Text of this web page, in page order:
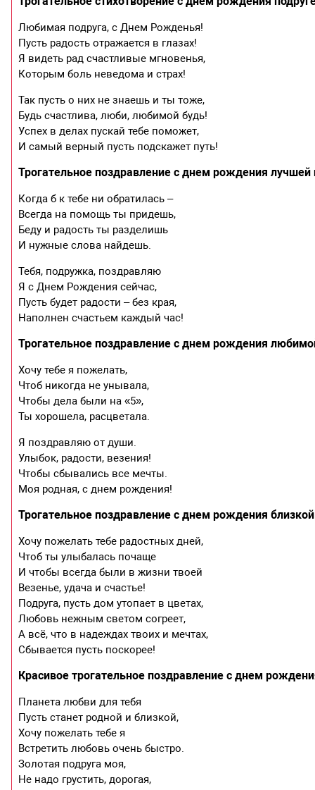
Любимая подруга, с Днем Рожденья!
Пусть радость отражается в глазах!
Я видеть рад счастливые мгновенья,
Которым боль неведома и страх!
Так пусть о них не знаешь и ты тоже,
Будь счастлива, люби, любимой будь!
Успех в делах пускай тебе поможет,
И самый верный пусть подскажет путь!
Трогательное поздравление с днем рождения лучшей
Когда б к тебе ни обратилась –
Всегда на помощь ты придешь,
Беду и радость ты разделишь
И нужные слова найдешь.
Тебя, подружка, поздравляю
Я с Днем Рождения сейчас,
Пусть будет радости – без края,
Наполнен счастьем каждый час!
Трогательное поздравление с днем рождения
Хочу тебе я пожелать,
Чтоб никогда не унывала,
Чтобы дела были на «5»,
Ты хорошела, расцветала.
Я поздравляю от души.
Улыбок, радости, везения!
Чтобы сбывались все мечты.
Моя родная, с днем рождения!
Трогательное поздравление с днем рождения
Хочу пожелать тебе радостных дней,
Чтоб ты улыбалась почаще
И чтобы всегда были в жизни твоей
Везенье, удача и счастье!
Подруга, пусть дом утопает в цветах,
Любовь нежным светом согреет,
А всё, что в надеждах твоих и мечтах,
Сбывается пусть поскорее!
Красивое трогательное поздравление с днем
Планета любви для тебя
Пусть станет родной и близкой,
Хочу пожелать тебе я
Встретить любовь очень быстро.
Золотая подруга моя,
Не надо грустить, дорогая,